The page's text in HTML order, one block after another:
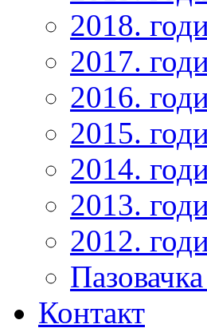
2018.
2017.
2016.
2015.
2014.
2013.
2012.
Контакт